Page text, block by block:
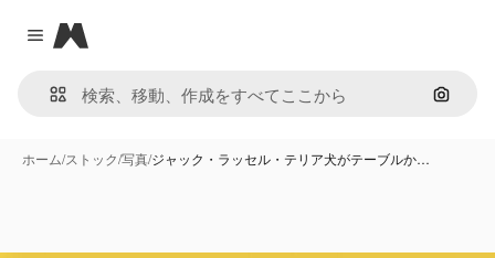
Close menu
Magnific
画像で
ホーム/ストック/写真/ジャック・ラッセル・テリア犬がテーブルか…